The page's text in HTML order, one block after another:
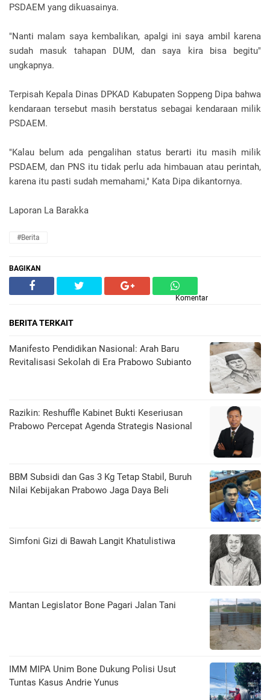
PSDAEM yang dikuasainya.
"Nanti malam saya kembalikan, apalgi ini saya ambil karena
sudah masuk tahapan DUM, dan saya kira bisa begitu"
ungkapnya.
Terpisah Kepala Dinas DPKAD Kabupaten Soppeng Dipa bahwa
kendaraan tersebut masih berstatus sebagai kendaraan milik
PSDAEM.
"Kalau belum ada pengalihan status berarti itu masih milik
PSDAEM, dan PNS itu tidak perlu ada himbauan atau perintah,
karena itu pasti sudah memahami," Kata Dipa dikantornya.
Laporan La Barakka
#Berita
BAGIKAN
Komentar
BERITA TERKAIT
Manifesto Pendidikan Nasional: Arah Baru
Revitalisasi Sekolah di Era Prabowo Subianto
Razikin: Reshuffle Kabinet Bukti Keseriusan
Prabowo Percepat Agenda Strategis Nasional
BBM Subsidi dan Gas 3 Kg Tetap Stabil, Buruh
Nilai Kebijakan Prabowo Jaga Daya Beli
​Simfoni Gizi di Bawah Langit Khatulistiwa
Mantan Legislator Bone Pagari Jalan Tani
IMM MIPA Unim Bone Dukung Polisi Usut
Tuntas Kasus Andrie Yunus